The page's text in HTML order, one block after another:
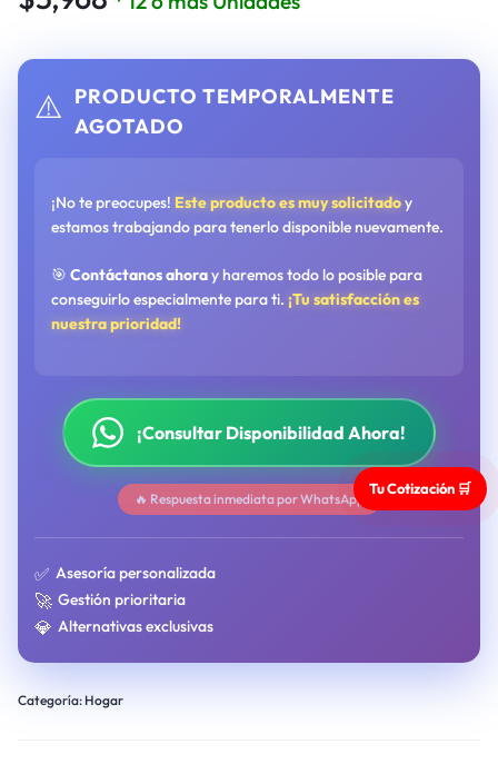
⚠️ PRODUCTO TEMPORALMENTE
AGOTADO
¡No te preocupes! Este producto es muy solicitadoy
estamos trabajando para tenerlo disponible nuevamente.
🎯 Contáctanos ahoray haremos todo lo posible para
conseguirlo especialmente para ti. ¡Tu satisfacción es
nuestra prioridad!
¡Consultar Disponibilidad Ahora!
🔥 Respuesta inmediata por WhatsApp
✅ Asesoría personalizada
🚀 Gestión prioritaria
💎 Alternativas exclusivas
Categoría: Hogar
Tu Cotización 🛒